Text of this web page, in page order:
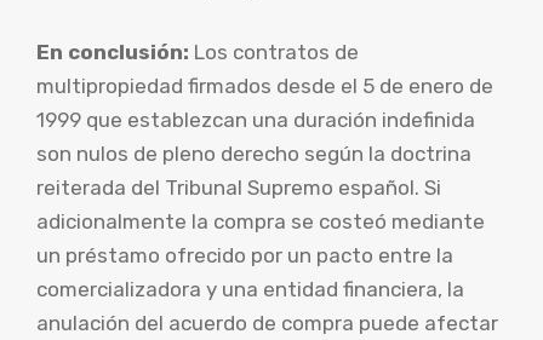
En conclusión: Los contratos de
multipropiedad firmados desde el 5 de enero de
1999 que establezcan una duración indefinida
son nulos de pleno derecho según la doctrina
reiterada del Tribunal Supremo español. Si
adicionalmente la compra se costeó mediante
un préstamo ofrecido por un pacto entre la
comercializadora y una entidad financiera, la
anulación del acuerdo de compra puede afectar